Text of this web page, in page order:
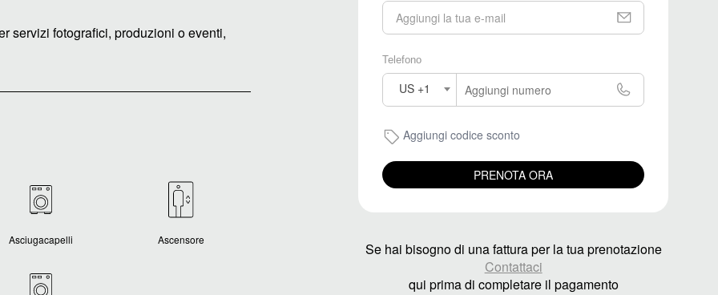
servizi fotografici, produzioni o eventi,
Asciugacapelli Ascensore
Telefono
US +1
Aggiungi codice sconto
PRENOTA ORA
Se hai bisogno di una fattura per la tua prenotazione
Contattaci
qui prima di completare il pagamento